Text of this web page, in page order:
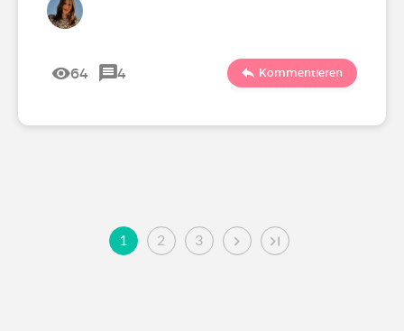
64 4 Kommentieren
1 2 3